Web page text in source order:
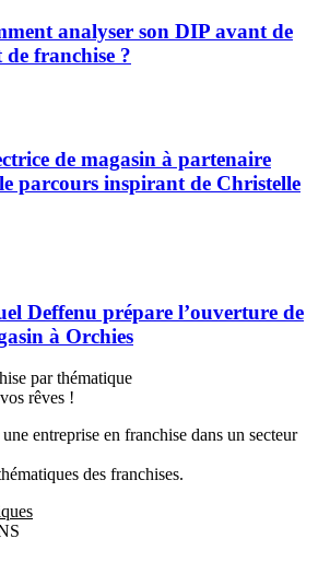
analyser son DIP avant de
franchise ?
de magasin à partenaire
parcours inspirant de Christelle
Deffenu prépare l’ouverture de
à Orchies
par thématique
rêves !
entreprise en franchise dans un secteur
des franchises.